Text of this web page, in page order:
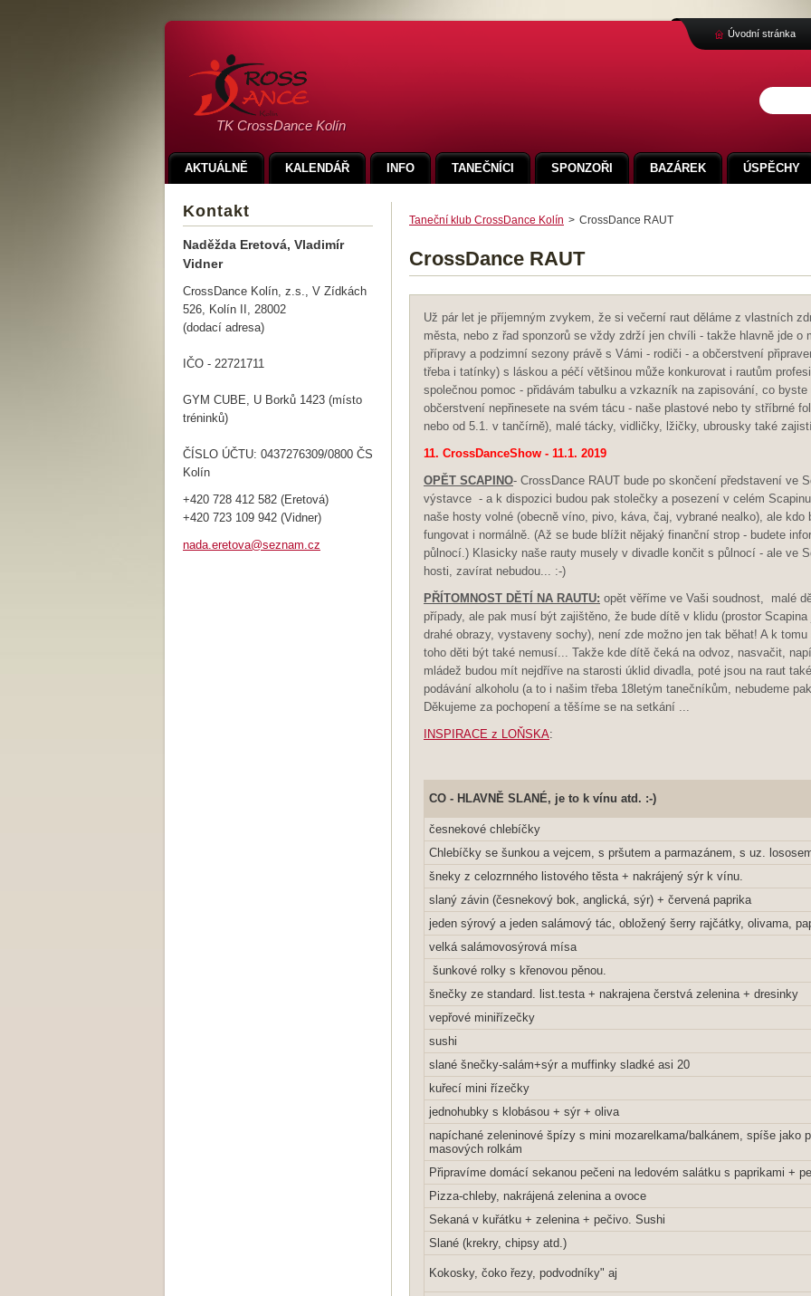
TK CrossDance Kolín
Taneční klub CrossDance Kolín > CrossDance RAUT
CrossDance RAUT
Už pár let je příjemným zvykem, že si večerní raut děláme z vlastních
města, nebo z řad sponzorů se vždy zdrží jen chvíli - takže hlavně jde o
přípravy a podzimní sezony právě s Vámi - rodiči - a občerstvení
třeba i tatínky) s láskou a péčí většinou může konkurovat i rautům
společnou pomoc - přidávám tabulku a vzkazník na zapisování, co
občerstvení nepřinesete na svém tácu - naše plastové nebo ty stříbrné
nebo od 5.1. v tančírně), malé tácky, vidličky, lžičky, ubrousky také
11. CrossDanceShow - 11.1. 2019
OPĚT SCAPINO- CrossDance RAUT bude po skončení představení ve
výstavce - a k dispozici budou pak stolečky a posezení v celém
naše hosty volné (obecně víno, pivo, káva, čaj, vybrané nealko), ale
fungovat i normálně. (Až se bude blížit nějaký finanční strop - budete
půlnocí.) Klasicky naše rauty musely v divadle končit s půlnocí - ale ve
hosti, zavírat nebudou... :-)
PŘÍTOMNOST DĚTÍ NA RAUTU: opět věříme ve Vaši soudnost, malé
případy, ale pak musí být zajištěno, že bude dítě v klidu (prostor
drahé obrazy, vystaveny sochy), není zde možno jen tak běhat! A k
toho děti být také nemusí... Takže kde dítě čeká na odvoz, nasvačit,
mládež budou mít nejdříve na starosti úklid divadla, poté jsou na raut
podávání alkoholu (a to i našim třeba 18letým tanečníkům, nebudeme
Děkujeme za pochopení a těšíme se na setkání ...
INSPIRACE z LOŇSKA:
CO - HLAVNĚ SLANÉ, je to k vínu atd. :-)
česnekové chlebíčky
Chlebíčky se šunkou a vejcem, s pršutem a parmazánem, s uz.
šneky z celozrnného listového těsta + nakrájený sýr k vínu.
slaný závin (česnekový bok, anglická, sýr) + červená paprika
jeden sýrový a jeden salámový tác, obložený šerry rajčátky, olivama,
velká salámovosýrová mísa
šunkové rolky s křenovou pěnou.
šnečky ze standard. list.testa + nakrajena čerstvá zelenina + dresinky
vepřové miniřízečky
sushi
slané šnečky-salám+sýr a muffinky sladké asi 20
kuřecí mini řízečky
jednohubky s klobásou + sýr + oliva
napíchané zeleninové špízy s mini mozarelkama/balkánem, spíše jako
masových rolkám
Připravíme domácí sekanou pečeni na ledovém salátku s paprikami +
Pizza-chleby, nakrájená zelenina a ovoce
Sekaná v kuřátku + zelenina + pečivo. Sushi
Slané (krekry, chipsy atd.)
Kokosky, čoko řezy, podvodníky" aj
Kontakt
Naděžda Eretová, Vladimír
Vidner
CrossDance Kolín, z.s., V Zídkách
526, Kolín II, 28002
(dodací adresa)
IČO - 22721711
GYM CUBE, U Borků 1423 (místo
tréninků)
ČÍSLO ÚČTU: 0437276309/0800 ČS
Kolín
+420 728 412 582 (Eretová)
+420 723 109 942 (Vidner)
nada.eretova@seznam.cz
AKTUÁLNĚ KALENDÁŘ INFO TANEČNÍCI SPONZOŘI BAZÁREK ÚSPĚCHY
Úvodní stránka